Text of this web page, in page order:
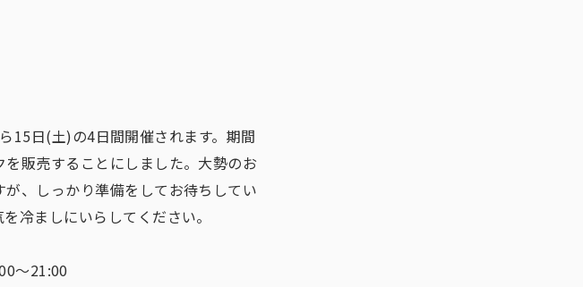
15日(土)の4日間開催されます。期間
販売することにしました。大勢のお
、しっかり準備をしてお待ちしてい
冷ましにいらしてください。
～21:00